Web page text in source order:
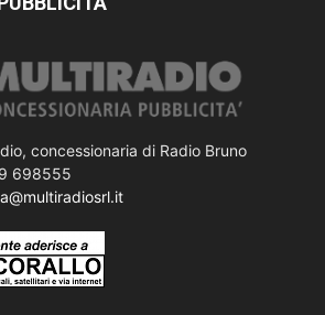
concessionaria di Radio Bruno
698555